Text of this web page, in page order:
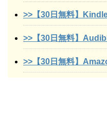
>>【30日無料】
>>【30日無料】
>>【30日無料】